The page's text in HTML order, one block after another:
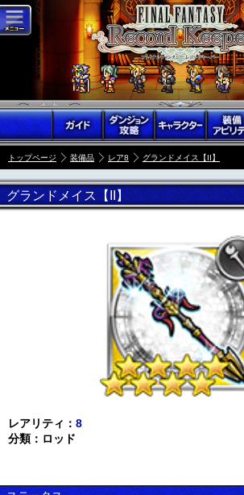
トップページ 装備品 レア8 グランドメイス【II】
グランドメイス【II】
レアリティ： 8
分類：ロッド